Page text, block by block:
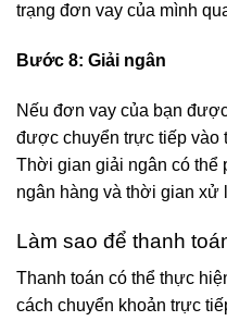
trạng đơn vay của mình
Bước 8: Giải ngân
Nếu đơn vay của bạn
được chuyển trực tiếp vào
Thời gian giải ngân có thể
ngân hàng và thời gian xử
Làm sao để thanh
Thanh toán có thể thực
cách chuyển khoản trực